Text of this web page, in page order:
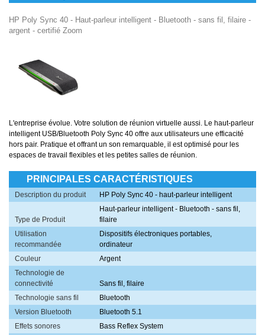
HP Poly Sync 40 - Haut-parleur intelligent - Bluetooth - sans fil, filaire -
argent - certifié Zoom
L'entreprise évolue. Votre solution de réunion virtuelle aussi. Le haut-parleur
intelligent USB/Bluetooth Poly Sync 40 offre aux utilisateurs une efficacité
hors pair. Pratique et offrant un son remarquable, il est optimisé pour les
espaces de travail flexibles et les petites salles de réunion.
PRINCIPALES CARACTÉRISTIQUES
Description du produit HP Poly Sync 40 - haut-parleur intelligent
Type de Produit
Haut-parleur intelligent - Bluetooth - sans fil,
filaire
Utilisation
recommandée
Dispositifs électroniques portables,
ordinateur
Couleur
Argent
Technologie de
connectivité
Sans fil, filaire
Technologie sans fil
Bluetooth
Version Bluetooth
Bluetooth 5.1
Effets sonores
Bass Reflex System